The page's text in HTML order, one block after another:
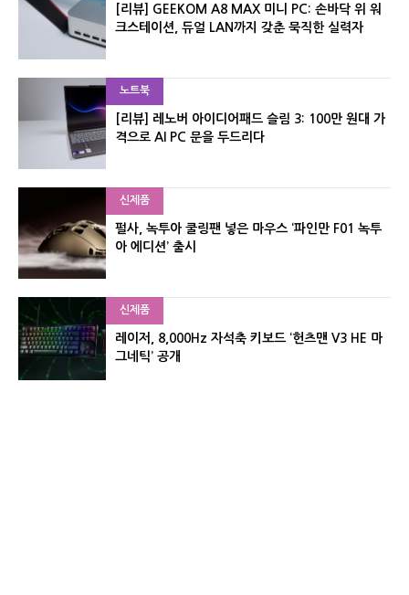
[리뷰] GEEKOM A8 MAX 미니 PC: 손바닥 위 워
크스테이션, 듀얼 LAN까지 갖춘 묵직한 실력자
노트북
[리뷰] 레노버 아이디어패드 슬림 3: 100만 원대 가
격으로 AI PC 문을 두드리다
신제품
펄사, 녹투아 쿨링팬 넣은 마우스 ‘파인만 F01 녹투
아 에디션’ 출시
신제품
레이저, 8,000Hz 자석축 키보드 ‘헌츠맨 V3 HE 마
그네틱’ 공개